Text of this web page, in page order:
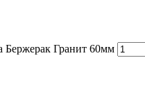
Бержерак Гранит 60мм